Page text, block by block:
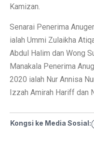
Kamizan.
Senarai Penerima
ialah Ummi Zulaikha
Abdul Halim dan Wong
Manakala Penerima
2020 ialah Nur Annisa
Izzah Amirah Hariff dan
Kongsi ke Media Sosial: